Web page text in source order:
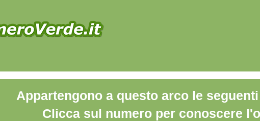
Appartengono a questo arco le
Clicca sul numero per conoscere